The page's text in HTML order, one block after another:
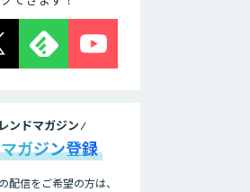
ンドマガジン
ガジン登録
配信をご希望の方は、